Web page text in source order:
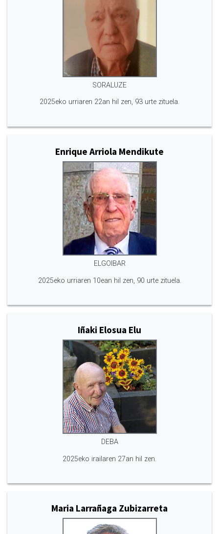
SORALUZE
2025eko urriaren 22an hil zen, 93 urte zituela.
Enrique Arriola Mendikute
ELGOIBAR
2025eko urriaren 10ean hil zen, 90 urte zituela.
Iñaki Elosua Elu
DEBA
2025eko irailaren 27an hil zen.
Maria Larrañaga Zubizarreta